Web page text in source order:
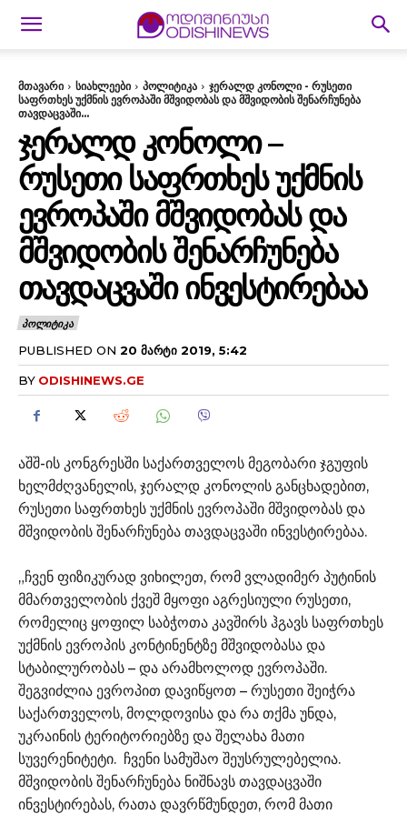
მთავარი სიახლეები პოლიტიკა
ჯერალდ კონოლი - რუსეთი
საფრთხეს უქმნის ევროპაში მშვიდობას და მშვიდობის შენარჩუნება
თავდაცვაში...
ᲯᲔᲠᲐᲚᲓ ᲙᲝᲜᲝᲚᲘ –
ᲠᲣᲡᲔᲗᲘ ᲡᲐᲤᲠᲗᲮᲔᲡ ᲣᲥᲛᲜᲘᲡ
ᲔᲕᲠᲝᲞᲐᲨᲘ ᲛᲨᲕᲘᲓᲝᲑᲐᲡ ᲓᲐ
ᲛᲨᲕᲘᲓᲝᲑᲘᲡ ᲨᲔᲜᲐᲠᲩᲣᲜᲔᲑᲐ
ᲗᲐᲕᲓᲐᲪᲕᲐᲨᲘ ᲘᲜᲕᲔᲡᲢᲘᲠᲔᲑᲐᲐ
ᲞᲝᲚᲘᲢᲘᲙᲐ
PUBLISHED ON 20 ᲛᲐᲠᲢᲘ 2019, 5:42
BY ODISHINEWS.GE
აშშ-ის კონგრესში საქართველოს მეგობარი ჯგუფის
ხელმძღვანელის, ჯერალდ კონოლის განცხადებით,
რუსეთი საფრთხეს უქმნის ევროპაში მშვიდობას და
მშვიდობის შენარჩუნება თავდაცვაში ინვესტირებაა.
„ჩვენ ფიზიკურად ვიხილეთ, რომ ვლადიმერ პუტინის
მმართველობის ქვეშ მყოფი აგრესიული რუსეთი,
რომელიც ყოფილ საბჭოთა კავშირს ჰგავს საფრთხეს
უქმნის ევროპის კონტინენტზე მშვიდობასა და
სტაბილურობას – და არამხოლოდ ევროპაში.
შეგვიძლია ევროპით დავიწყოთ – რუსეთი შეიჭრა
საქართველოს, მოლდოვისა და რა თქმა უნდა,
უკრაინის ტერიტორიებზე და შელახა მათი
სუვერენიტეტი. ჩვენი სამუშაო შეუსრულებელია.
მშვიდობის შენარჩუნება ნიშნავს თავდაცვაში
ინვესტირებას, რათა დავრწმუნდეთ, რომ მათი